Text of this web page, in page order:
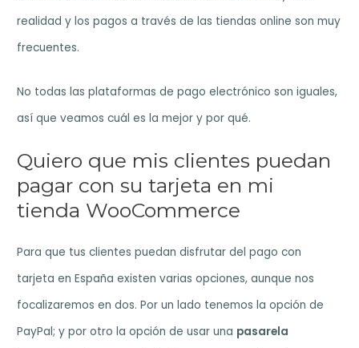
realidad y los pagos a través de las tiendas online son muy
frecuentes.
No todas las plataformas de pago electrónico son iguales,
así que veamos cuál es la mejor y por qué.
Quiero que mis clientes puedan
pagar con su tarjeta en mi
tienda WooCommerce
Para que tus clientes puedan disfrutar del pago con
tarjeta en España existen varias opciones, aunque nos
focalizaremos en dos. Por un lado tenemos la opción de
PayPal; y por otro la opción de usar una pasarela